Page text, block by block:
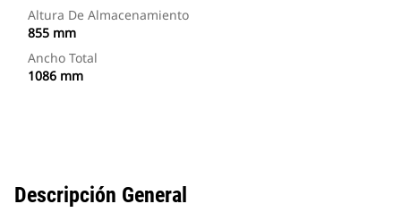
Altura De Almacenamiento
855 mm
Ancho Total
1086 mm
Descripción General